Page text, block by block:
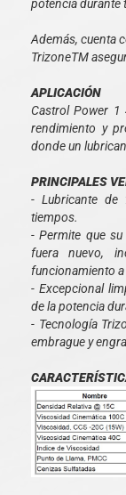
potencia durante
Además, cuenta
TrizoneTM
APLICACIÓN
Castrol Power 1
rendimiento y
donde un
PRINCIPALES
- Lubricante de
tiempos.
- Permite que
fuera nuevo,
funcionamiento a
- Excepcional
de la potencia
- Tecnología
embrague y